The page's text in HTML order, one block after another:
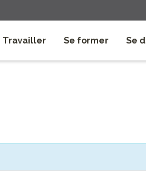
Travailler Se former Se